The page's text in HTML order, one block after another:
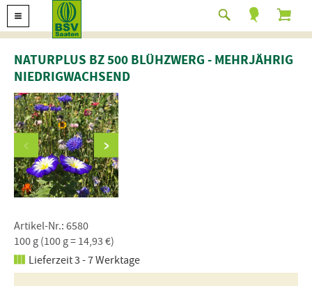
NATURPLUS BZ 500 BLÜHZWERG - MEHRJÄHRIG
NIEDRIGWACHSEND
Artikel-Nr.: 6580
100 g (100 g = 14,93 €)
Lieferzeit 3 - 7 Werktage